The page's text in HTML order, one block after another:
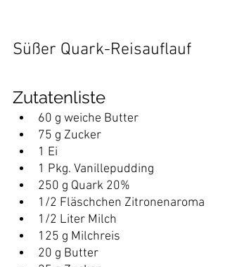
Süßer Quark-Reisauflauf
Zutatenliste
60 g weiche Butter
75 g Zucker
1 Ei
1 Pkg. Vanillepudding
250 g Quark 20%
1/2 Fläschchen Zitronenaroma
1/2 Liter Milch
125 g Milchreis
20 g Butter